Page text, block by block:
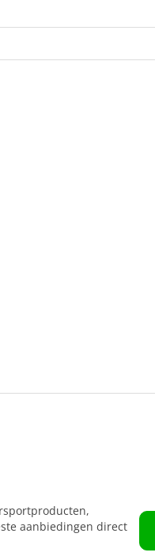
aanbiedingen direct